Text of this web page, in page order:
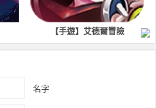
【手遊】艾德爾冒險
名字